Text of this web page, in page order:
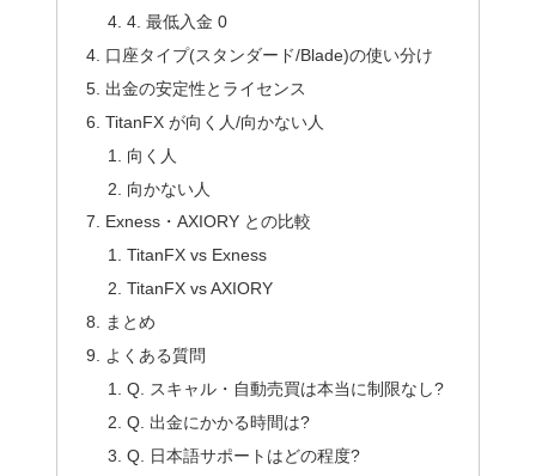
4. 最低入金 0
口座タイプ(スタンダード/Blade)の使い分け
出金の安定性とライセンス
TitanFX が向く人/向かない人
向く人
向かない人
Exness・AXIORY との比較
TitanFX vs Exness
TitanFX vs AXIORY
まとめ
よくある質問
Q. スキャル・自動売買は本当に制限なし?
Q. 出金にかかる時間は?
Q. 日本語サポートはどの程度?